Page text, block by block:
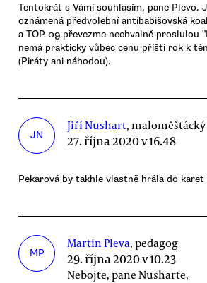
Tentokrát s Vámi souhlasím, pane Plevo.
oznámená předvolební antibabišovská
a TOP 09 převezme nechvalně proslulou
nemá prakticky vůbec cenu příští rok k
(Piráty ani náhodou).
JN
Jiří Nushart,
27. října 2020 v 16.48
Pekarová by takhle vlastně hrála do karet
MP
Martin Pleva, pedagog
29. října 2020 v 10.23
Nebojte, pane Nusharte,